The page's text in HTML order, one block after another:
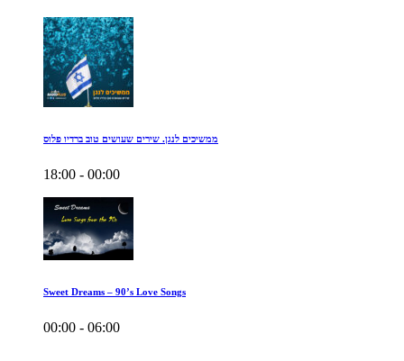
ממשיכים לנגן. שירים שעושים טוב ברדיו פלוס
18:00 - 00:00
Sweet Dreams – 90’s Love Songs
00:00 - 06:00